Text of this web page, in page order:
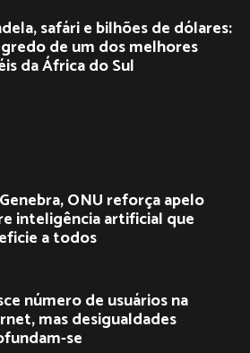
safári e bilhões de dólares:
de um dos melhores
da África do Sul
ONU reforça apelo
inteligência artificial que
a todos
número de usuários na
mas desigualdades
se